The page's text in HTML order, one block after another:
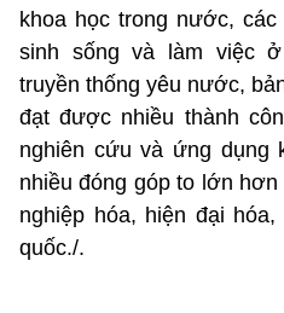
khoa học trong nước,
sinh sống và làm việc
truyền thống yêu nước,
đạt được nhiều thành
nghiên cứu và ứng dụng
nhiều đóng góp to lớn
nghiệp hóa, hiện đại
quốc./.